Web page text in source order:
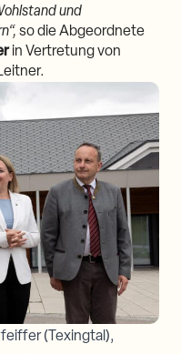
und
, so die Abgeordnete
in Vertretung von
(Texingtal),